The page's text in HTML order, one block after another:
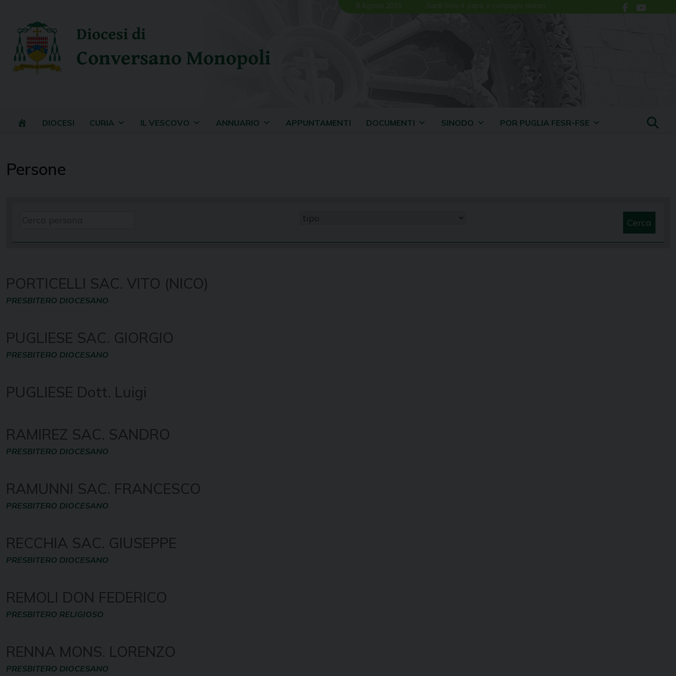
content
8 Agosto 2026 Santi Sisto II, papa, e compagni, martiri
Diocesi di
Conversano Monopoli
DIOCESI CURIA IL VESCOVO ANNUARIO APPUNTAMENTI DOCUMENTI SINODO POR PUGLIA FESR-FSE
Persone
Cerca
PORTICELLI SAC. VITO (NICO)
PRESBITERO DIOCESANO
PUGLIESE SAC. GIORGIO
PRESBITERO DIOCESANO
PUGLIESE Dott. Luigi
RAMIREZ SAC. SANDRO
PRESBITERO DIOCESANO
RAMUNNI SAC. FRANCESCO
PRESBITERO DIOCESANO
RECCHIA SAC. GIUSEPPE
PRESBITERO DIOCESANO
REMOLI DON FEDERICO
PRESBITERO RELIGIOSO
RENNA MONS. LORENZO
PRESBITERO DIOCESANO